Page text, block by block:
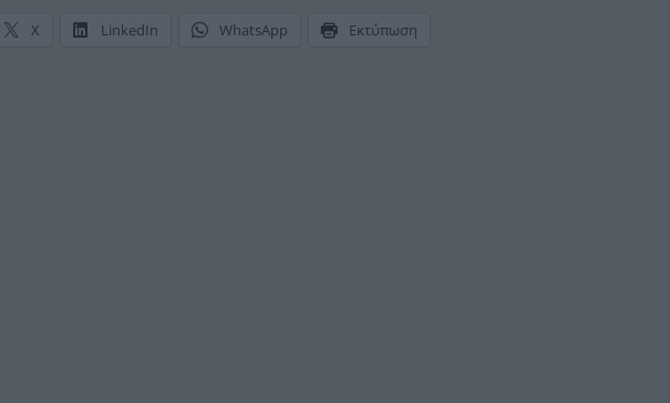
X LinkedIn WhatsApp Εκτύπωση